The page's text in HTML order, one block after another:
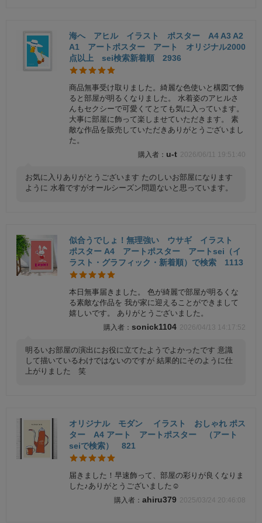
海へ アヒル イラスト ポスター A4 A3 A2
A1 アートポスター アート オリジナル2000
点以上 sei検索新着順 2936
商品無事受け取りました。綺麗な色使いと構図で飾
ると部屋が明るくなりました。 水着姿のアヒルさ
んもセクシーで可愛くてとても気に入っています。
大事に部屋に飾って楽しませていただきます。 素
敵な作品を販売していただきありがとうございまし
た。
u-t 2026/06/11 19:51:40
お気に入りありがとうございます たのしいお部屋になります
ように 水着ですがオールシーズン問題ないと思っています。
似合うでしょ！無理強い ウサギ イラスト
ポスター A4 アートポスター アートsei（イ
ラスト・グラフィック・新着順）で検索 1113
本日無事届きました。 色が綺麗で部屋が明るくな
る素敵な作品を 我が家に迎えることができまして
嬉しいです。 ありがとうございました。
sonick1104 2026/04/13 14:17:52
明るいお部屋の演出にお役に立てたようでよかったです 意識
して描いているわけではないのですが 結果的にそのように仕
上がりました 笑
オリジナル モダン イラスト おしゃれ ポス
ター A4 アート アートポスター （アート
seiで検索） 821
届きました！早速飾って、部屋の彩りが良くなりま
した♪ありがとうございました☺️
ahiru379 2025/03/24 20:46:08